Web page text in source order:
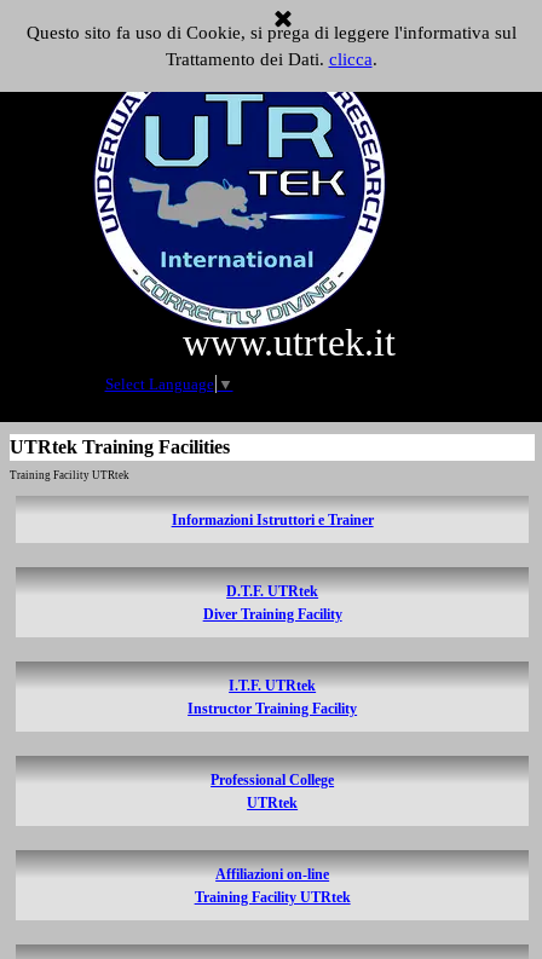
Questo sito fa uso di Cookie, si prega di leggere l'informativa sul
Trattamento dei Dati. clicca.
Salta menù
www.utrtek.it
Select Language ▼
UTRtek Training Facilities
Training Facility UTRtek
Informazioni Istruttori e Trainer
D.T.F. UTRtek
Diver Training Facility
I.T.F. UTRtek
Instructor Training Facility
Professional College
UTRtek
Affiliazioni on-line
Training Facility UTRtek